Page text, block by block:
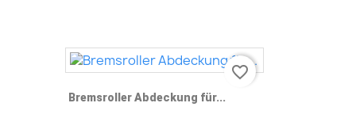
Bremsroller Abdeckung für...
favorite_border